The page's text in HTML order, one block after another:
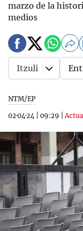
marzo de la
medios
NTM/EP
02·04·24
09:29 |
Itzuli